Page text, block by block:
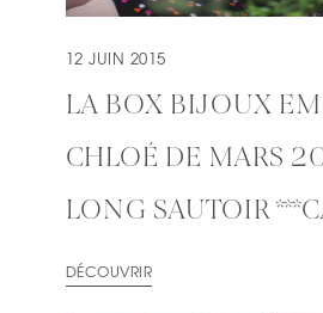
12 JUIN 2015
LA BOX BIJOUX
CHLOÉ DE MARS
LONG SAUTOIR
DÉCOUVRIR